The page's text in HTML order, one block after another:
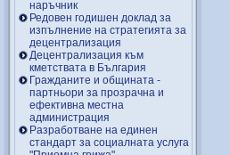
наръчник
Редовен годишен доклад за
изпълнение на стратегията за
децентрализация
Децентрализация към
кметствата в България
Гражданите и общината -
партньори за прозрачна и
ефективна местна
администрация
Разработване на единен
стандарт за социалната услуга